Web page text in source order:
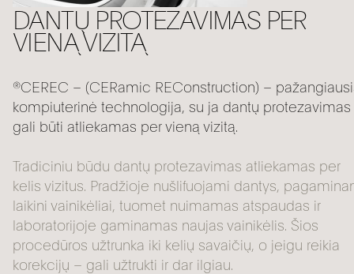
DANTŲ PROTEZAVIMAS PER
VIENĄ VIZITĄ
®CEREC – (CERamic REConstruction) –
kompiuterinė technologija, su ja dantų protezavimas
gali būti atliekamas per vieną vizitą.
Tradiciniu būdu dantų protezavimas atliekamas per
kelis vizitus. Pradžioje nušlifuojami dantys,
laikini vainikėliai, tuomet nuimamas atspaudas ir
laboratorijoje gaminamas naujas vainikėlis. Šios
procedūros užtrunka iki kelių savaičių, o jeigu reikia
korekcijų – gali užtrukti ir dar ilgiau.